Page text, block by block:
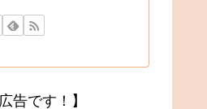
告です！】